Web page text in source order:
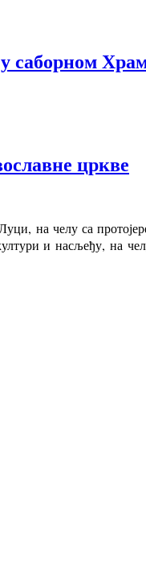
саборном
цркве
на челу са
и насљеђу, на